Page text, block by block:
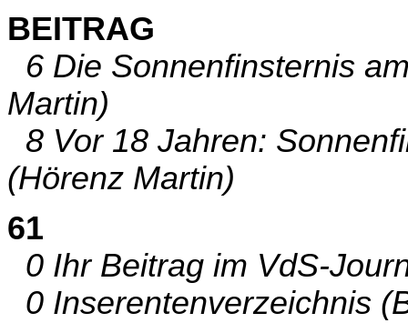
BEITRAG
6 Die Sonnenfinsternis
Martin)
8 Vor 18 Jahren:
(Hörenz Martin)
61
0 Ihr Beitrag im VdS-
0 Inserentenverzeichnis